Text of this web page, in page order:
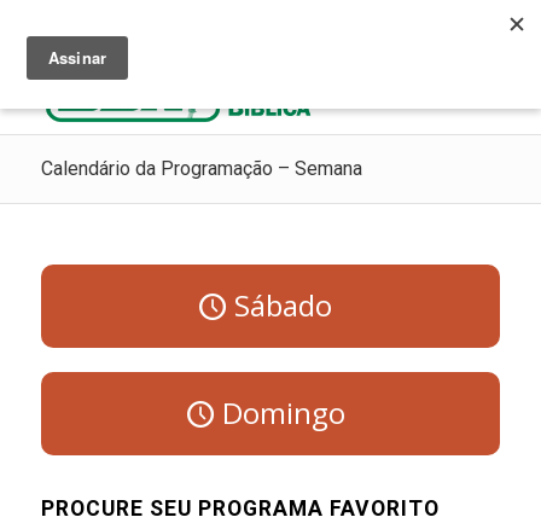
Calendário da Programação – Semana
Sábado
Domingo
PROCURE SEU PROGRAMA FAVORITO